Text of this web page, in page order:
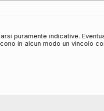
puramente indicative.
in alcun modo un vincolo